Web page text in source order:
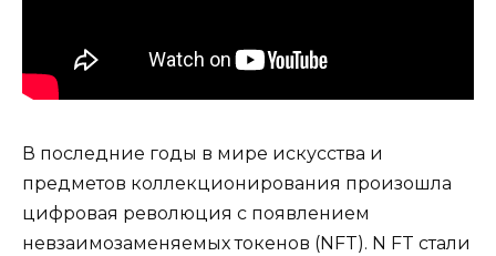
В последние годы в мире искусства и
предметов коллекционирования произошла
цифровая революция с появлением
невзаимозаменяемых токенов (NFT). N FT стали